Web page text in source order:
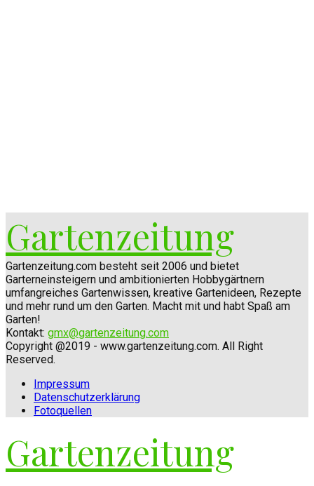
Gartenzeitung
Gartenzeitung.com besteht seit 2006 und bietet
Garterneinsteigern und ambitionierten Hobbygärtnern
umfangreiches Gartenwissen, kreative Gartenideen, Rezepte
und mehr rund um den Garten. Macht mit und habt Spaß am
Garten!
Kontakt: gmx@gartenzeitung.com
Copyright @2019 - www.gartenzeitung.com. All Right
Reserved.
Impressum
Datenschutzerklärung
Fotoquellen
Gartenzeitung